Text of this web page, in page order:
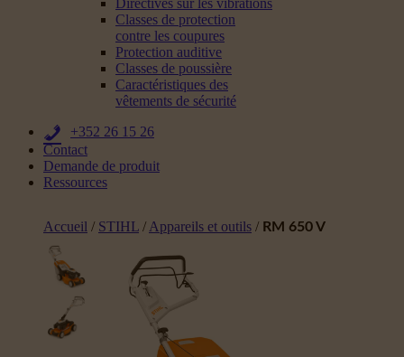
Directives sur les vibrations
Classes de protection
contre les coupures
Protection auditive
Classes de poussière
Caractéristiques des
vêtements de sécurité
+352 26 15 26
Contact
Demande de produit
Ressources
Accueil / STIHL / Appareils et outils / RM 650 V